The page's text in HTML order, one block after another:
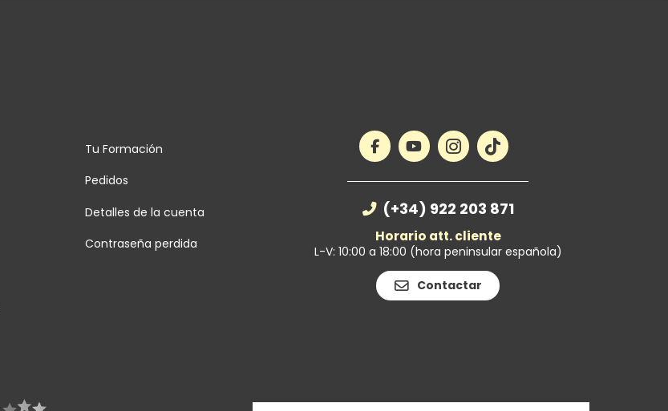
Tu Formación
Pedidos
Detalles de la cuenta
Contraseña perdida
(+34) 922 203 871
Horario att. cliente
L-V: 10:00 a 18:00 (hora peninsular española)
Contactar